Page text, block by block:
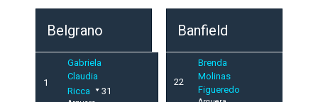
Belgrano
1
Gabriela
Claudia
Ricca
31
Banfield
22
Brenda
Molinas
Figueredo